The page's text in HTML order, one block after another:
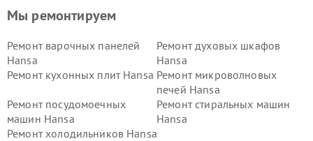
Мы ремонтируем
Ремонт варочных панелей
Hansa
Ремонт духовых шкафов
Hansa
Ремонт кухонных плит Hansa Ремонт микроволновых
печей Hansa
Ремонт посудомоечных
машин Hansa
Ремонт стиральных машин
Hansa
Ремонт холодильников Hansa